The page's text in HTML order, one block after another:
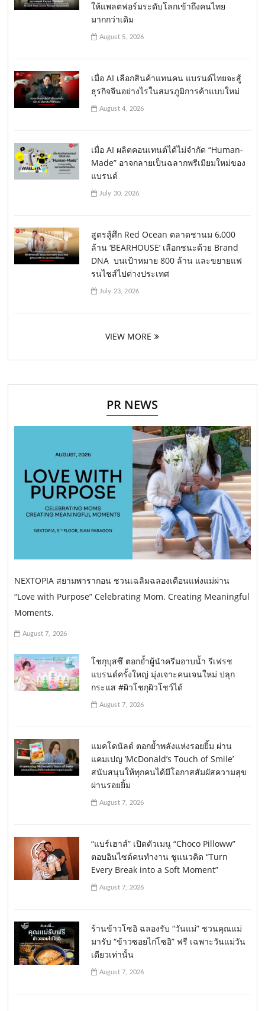
ให้แพลตฟอร์มระดับโลกเข้าถึงคนไทย
มากกว่าเดิม
August 5, 2026
เมื่อ AI เลือกสินค้าแทนคน แบรนด์ไทยจะสู้
ธุรกิจจีนอย่างไรในสมรภูมิการค้าแบบใหม่
August 4, 2026
เมื่อ AI ผลิตคอนเทนต์ได้ไม่จำกัด “Human-
Made” อาจกลายเป็นฉลากพรีเมียมใหม่ของ
แบรนด์
July 30, 2026
สูตรสู้ศึก Red Ocean ตลาดชานม 6,000
ล้าน ‘BEARHOUSE’ เลือกชนะด้วย Brand
DNA บนเป้าหมาย 800 ล้าน และขยายแฟ
รนไชส์ไปต่างประเทศ
July 23, 2026
VIEW MORE
PR NEWS
NEXTOPIA สยามพารากอน ชวนเฉลิมฉลองเดือนแห่งแม่ผ่าน
“Love with Purpose” Celebrating Mom. Creating Meaningful
Moments.
August 7, 2026
โชกุบุสซึ ตอกย้ำผู้นำครีมอาบน้ำ รีเฟรช
แบรนด์ครั้งใหญ่ มุ่งเจาะคนเจนใหม่ ปลุก
กระแส #ผิวโชกุผิวโชว์ได้
August 7, 2026
แมคโดนัลด์ ตอกย้ำพลังแห่งรอยยิ้ม ผ่าน
แคมเปญ ‘McDonald’s Touch of Smile’
สนับสนุนให้ทุกคนได้มีโอกาสสัมผัสความสุข
ผ่านรอยยิ้ม
August 7, 2026
“แบร์เฮาส์” เปิดตัวเมนู “Choco Pilloww”
ตอบอินไซด์คนทำงาน ชูแนวคิด “Turn
Every Break into a Soft Moment”
August 7, 2026
ร้านข้าวโซอิ ฉลองรับ “วันแม่” ชวนคุณแม่
มารับ “ข้าวซอยไก่โซอิ” ฟรี เฉพาะวันแม่วัน
เดียวเท่านั้น
August 7, 2026